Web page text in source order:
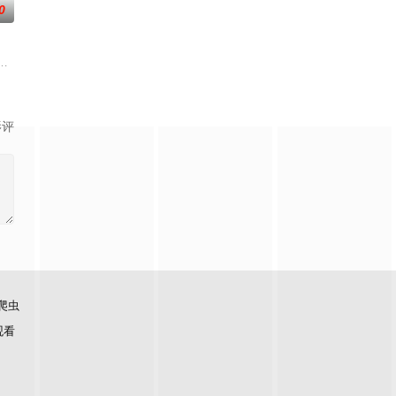
喜剧女王”桑莫儿以大胆的风格坦率地表达自己的看法。
虫
看